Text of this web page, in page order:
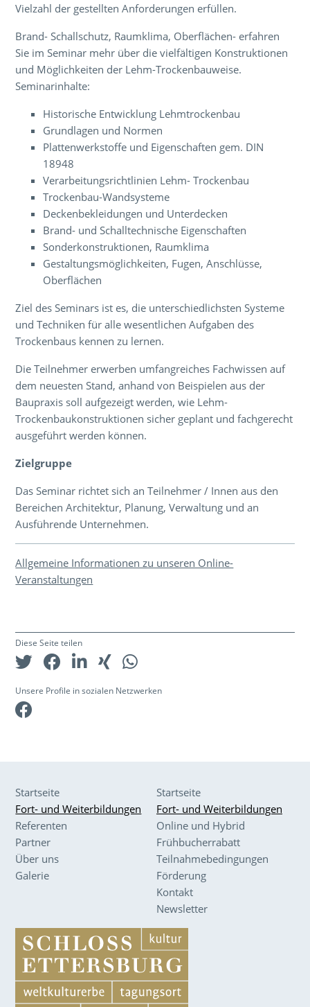
Vielzahl der gestellten Anforderungen erfüllen.
Brand- Schallschutz, Raumklima, Oberflächen- erfahren
Sie im Seminar mehr über die vielfältigen Konstruktionen
und Möglichkeiten der Lehm-Trockenbauweise.
Seminarinhalte:
Historische Entwicklung Lehmtrockenbau
Grundlagen und Normen
Plattenwerkstoffe und Eigenschaften gem. DIN
18948
Verarbeitungsrichtlinien Lehm- Trockenbau
Trockenbau-Wandsysteme
Deckenbekleidungen und Unterdecken
Brand- und Schalltechnische Eigenschaften
Sonderkonstruktionen, Raumklima
Gestaltungsmöglichkeiten, Fugen, Anschlüsse,
Oberflächen
Ziel des Seminars ist es, die unterschiedlichsten Systeme
und Techniken für alle wesentlichen Aufgaben des
Trockenbaus kennen zu lernen.
Die Teilnehmer erwerben umfangreiches Fachwissen auf
dem neuesten Stand, anhand von Beispielen aus der
Baupraxis soll aufgezeigt werden, wie Lehm-
Trockenbaukonstruktionen sicher geplant und fachgerecht
ausgeführt werden können.
Zielgruppe
Das Seminar richtet sich an Teilnehmer / Innen aus den
Bereichen Architektur, Planung, Verwaltung und an
Ausführende Unternehmen.
Allgemeine Informationen zu unseren Online-
Veranstaltungen
Diese Seite teilen
Unsere Profile in sozialen Netzwerken
Startseite
Fort- und Weiterbildungen
Referenten
Partner
Über uns
Galerie
Startseite
Fort- und Weiterbildungen
Online und Hybrid
Frühbucherrabatt
Teilnahmebedingungen
Förderung
Kontakt
Newsletter